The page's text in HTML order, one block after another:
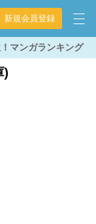
新規会員登録
マンガランキング
)